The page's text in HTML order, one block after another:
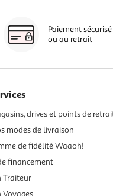
Paiement
ou au retrait
drives et points de
modes de livraison
de fidélité Waaoh!
financement
Traiteur
Voyages